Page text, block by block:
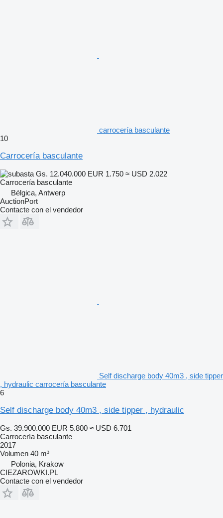
carrocería basculante
10
Carrocería basculante
Gs. 12.040.000 EUR 1.750 ≈ USD 2.022
Carrocería basculante
Bélgica, Antwerp
AuctionPort
Contacte con el vendedor
Self discharge body 40m3 , side tipper
, hydraulic carrocería basculante
6
Self discharge body 40m3 , side tipper , hydraulic
Gs. 39.900.000 EUR 5.800 ≈ USD 6.701
Carrocería basculante
2017
Volumen 40 m³
Polonia, Krakow
CIEZAROWKI.PL
Contacte con el vendedor